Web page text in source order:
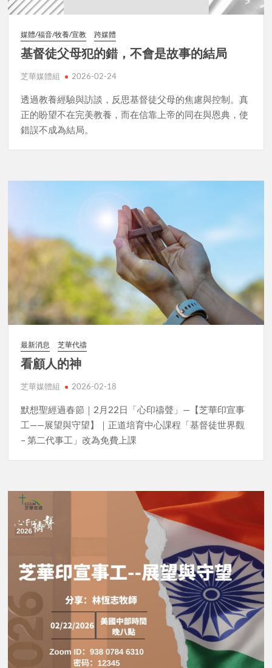
媒體/福音/牧養/宣教 跨媒體
基督徒父母犯的錯，不會是故事的結局
芝華媒體組 2026-02-24
透過教養經驗與訪談，反思基督徒父母的焦慮與控制。真
正的盼望不在完美教養，而在信靠上帝的同在與恩典，使
錯誤不成為結局。
最新消息 芝華代禱
看顧人的神
芝華媒體組 2026-02-18
默想聖經過春節｜2月22日「心印禱聲」—【芝華印宣事
工——展望與守望】｜正道培育中心課程「基督徒世界觀
– 第二代事工」改為免費上課